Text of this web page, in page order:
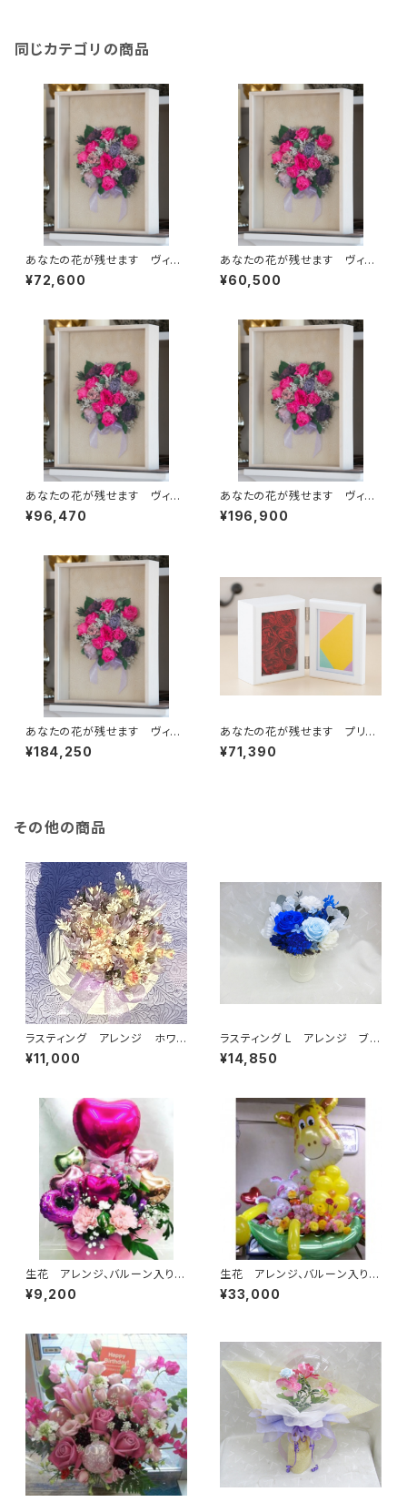
同じカテゴリの商品
あなたの花が残せます ヴィン
テージ デコ スクエアＳ（複
色）
¥72,600
あなたの花が残せます ヴィン
テージ デコ スクエアＳ（単
色）
¥60,500
あなたの花が残せます ヴィン
テージ デコ A5 (単色)
¥96,470
あなたの花が残せます ヴィン
テージ デコ A3 (複色)
¥196,900
あなたの花が残せます ヴィン
テージ デコ A3 (単色)
¥184,250
あなたの花が残せます プリフ
ォトフレーム Ｓ (単色)
¥71,390
その他の商品
ラスティング アレンジ ホワイ
ト系
¥11,000
ラスティング L アレンジ ブル
ー系
¥14,850
生花 アレンジ、バルーン入り
16
¥9,200
生花 アレンジ、バルーン入り
12
¥33,000